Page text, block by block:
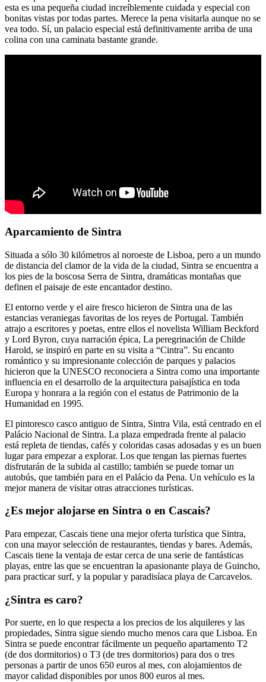
esta es una pequeña ciudad increíblemente cuidada y especial con
bonitas vistas por todas partes. Merece la pena visitarla aunque no se
vea todo. Sí, un palacio especial está definitivamente arriba de una
colina con una caminata bastante grande.
Aparcamiento de Sintra
Situada a sólo 30 kilómetros al noroeste de Lisboa, pero a un mundo
de distancia del clamor de la vida de la ciudad, Sintra se encuentra a
los pies de la boscosa Serra de Sintra, dramáticas montañas que
definen el paisaje de este encantador destino.
El entorno verde y el aire fresco hicieron de Sintra una de las
estancias veraniegas favoritas de los reyes de Portugal. También
atrajo a escritores y poetas, entre ellos el novelista William Beckford
y Lord Byron, cuya narración épica, La peregrinación de Childe
Harold, se inspiró en parte en su visita a “Cintra”. Su encanto
romántico y su impresionante colección de parques y palacios
hicieron que la UNESCO reconociera a Sintra como una importante
influencia en el desarrollo de la arquitectura paisajística en toda
Europa y honrara a la región con el estatus de Patrimonio de la
Humanidad en 1995.
El pintoresco casco antiguo de Sintra, Sintra Vila, está centrado en el
Palácio Nacional de Sintra. La plaza empedrada frente al palacio
está repleta de tiendas, cafés y coloridas casas adosadas y es un buen
lugar para empezar a explorar. Los que tengan las piernas fuertes
disfrutarán de la subida al castillo; también se puede tomar un
autobús, que también para en el Palácio da Pena. Un vehículo es la
mejor manera de visitar otras atracciones turísticas.
¿Es mejor alojarse en Sintra o en Cascais?
Para empezar, Cascais tiene una mejor oferta turística que Sintra,
con una mayor selección de restaurantes, tiendas y bares. Además,
Cascais tiene la ventaja de estar cerca de una serie de fantásticas
playas, entre las que se encuentran la apasionante playa de Guincho,
para practicar surf, y la popular y paradisíaca playa de Carcavelos.
¿Sintra es caro?
Por suerte, en lo que respecta a los precios de los alquileres y las
propiedades, Sintra sigue siendo mucho menos cara que Lisboa. En
Sintra se puede encontrar fácilmente un pequeño apartamento T2
(de dos dormitorios) o T3 (de tres dormitorios) para dos o tres
personas a partir de unos 650 euros al mes, con alojamientos de
mayor calidad disponibles por unos 800 euros al mes.